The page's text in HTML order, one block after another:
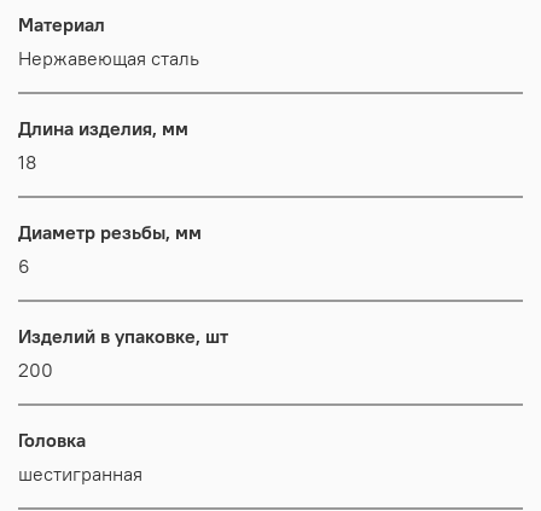
Материал
Нержавеющая сталь
Длина изделия, мм
18
Диаметр резьбы, мм
6
Изделий в упаковке, шт
200
Головка
шестигранная